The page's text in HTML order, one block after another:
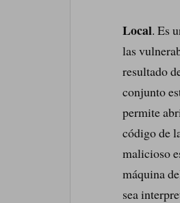
Local. Es
las
resultado
conjunto
permite
código de
malicioso
máquina
sea